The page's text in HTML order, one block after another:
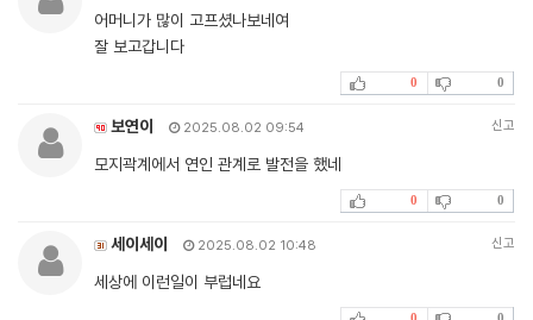
어머니가 많이 고프셨나보네여
잘 보고갑니다
0 0
보연이 2025.08.02 09:54 신고
모지곽계에서 연인 관계로 발전을 했네
0 0
세이세이 2025.08.02 10:48 신고
세상에 이런일이 부럽네요